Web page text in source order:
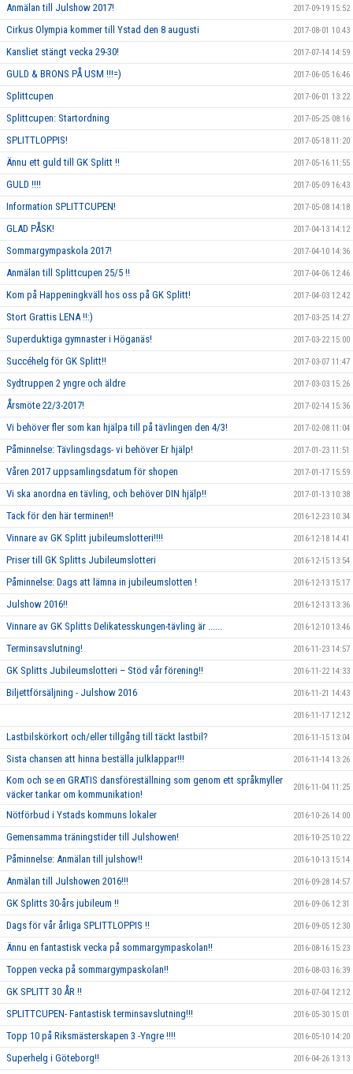
Anmälan till Julshow 2017! 2017-09-19 15:52
Cirkus Olympia kommer till Ystad den 8 augusti 2017-08-01 10:43
Kansliet stängt vecka 29-30! 2017-07-14 14:59
GULD & BRONS PÅ USM !!!=) 2017-06-05 16:46
Splittcupen 2017-06-01 13:22
Splittcupen: Startordning 2017-05-25 08:16
SPLITTLOPPIS! 2017-05-18 11:20
Ännu ett guld till GK Splitt !! 2017-05-16 11:55
GULD !!!! 2017-05-09 16:43
Information SPLITTCUPEN! 2017-05-08 14:18
GLAD PÅSK! 2017-04-13 14:12
Sommargympaskola 2017! 2017-04-10 14:36
Anmälan till Splittcupen 25/5 !! 2017-04-06 12:46
Kom på Happeningkväll hos oss på GK Splitt! 2017-04-03 12:42
Stort Grattis LENA !!:) 2017-03-25 14:27
Superduktiga gymnaster i Höganäs! 2017-03-22 15:00
Succéhelg för GK Splitt!! 2017-03-07 11:47
Sydtruppen 2 yngre och äldre 2017-03-03 15:26
Årsmöte 22/3-2017! 2017-02-14 15:36
Vi behöver fler som kan hjälpa till på tävlingen den 4/3! 2017-02-08 11:04
Påminnelse: Tävlingsdags- vi behöver Er hjälp! 2017-01-23 11:51
Våren 2017 uppsamlingsdatum för shopen 2017-01-17 15:59
Vi ska anordna en tävling, och behöver DIN hjälp!! 2017-01-13 10:38
Tack för den här terminen!! 2016-12-23 10:34
Vinnare av GK Splitt jubileumslotteri!!!! 2016-12-18 14:41
Priser till GK Splitts Jubileumslotteri 2016-12-15 13:54
Påminnelse: Dags att lämna in jubileumslotten ! 2016-12-13 15:17
Julshow 2016!! 2016-12-13 13:36
Vinnare av GK Splitts Delikatesskungen-tävling är ...... 2016-12-10 13:46
Terminsavslutning! 2016-11-23 14:57
GK Splitts Jubileumslotteri – Stöd vår förening!! 2016-11-22 14:33
Biljettförsäljning - Julshow 2016 2016-11-21 14:43
2016-11-17 12:12
Lastbilskörkort och/eller tillgång till täckt lastbil? 2016-11-15 13:04
Sista chansen att hinna beställa julklappar!!! 2016-11-14 13:26
Kom och se en GRATIS dansföreställning som genom ett språkmyller
väcker tankar om kommunikation!
2016-11-04 11:25
Nötförbud i Ystads kommuns lokaler 2016-10-26 14:00
Gemensamma träningstider till Julshowen! 2016-10-25 10:22
Påminnelse: Anmälan till julshow!! 2016-10-13 15:14
Anmälan till Julshowen 2016!!! 2016-09-28 14:57
GK Splitts 30-års jubileum !! 2016-09-06 12:31
Dags för vår årliga SPLITTLOPPIS !! 2016-09-05 12:30
Ännu en fantastisk vecka på sommargympaskolan!! 2016-08-16 15:23
Toppen vecka på sommargympaskolan!! 2016-08-03 16:39
GK SPLITT 30 ÅR !! 2016-07-04 12:12
SPLITTCUPEN- Fantastisk terminsavslutning!!! 2016-05-30 15:01
Topp 10 på Riksmästerskapen 3 -Yngre !!!! 2016-05-10 14:20
Superhelg i Göteborg!! 2016-04-26 13:13